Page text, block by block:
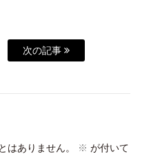
次の記事
はありません。 ※ が付いて